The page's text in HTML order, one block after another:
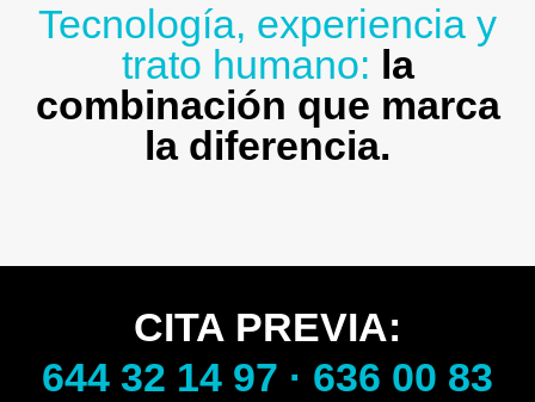
Tecnología, experiencia y
trato humano: la
combinación que marca
la diferencia.
CITA PREVIA:
644 32 14 97 · 636 00 83